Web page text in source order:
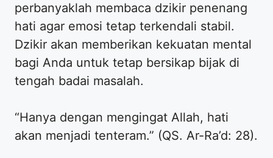
perbanyaklah membaca dzikir penenang
hati agar emosi tetap terkendali stabil.
Dzikir akan memberikan kekuatan mental
bagi Anda untuk tetap bersikap bijak di
tengah badai masalah.
“Hanya dengan mengingat Allah, hati
akan menjadi tenteram.” (QS. Ar-Ra’d: 28).